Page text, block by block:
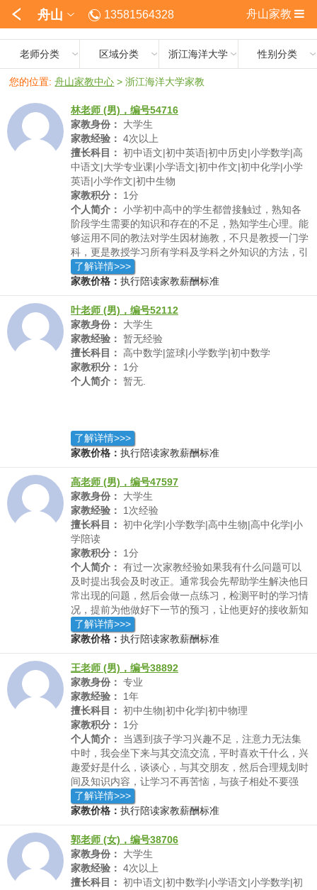
舟山 13581564328 舟山家教
老师分类 区域分类 浙江海洋大学 性别分类
您的位置:舟山家教中心 >浙江海洋大学家教
林老师 (男)，编号54716
家教身份：
大学生
家教经验： 4次以上
擅长科目： 初中语文|初中英语|初中历史|小学数学|高
中语文|大学专业课|小学语文|初中作文|初中化学|小学
英语|小学作文|初中生物
家教积分：
1分
个人简介： 小学初中高中的学生都曾接触过，熟知各
阶段学生需要的知识和存在的不足，熟知学生心理。能
够运用不同的教法对学生因材施教，不只是教授一门学
科，更是教授学习所有学科及学科之外知识的方法，引
导学生自己探索和学习，主动去发现自身的不足，取得
长期进步。
了解详情>>>
家教价格： 执行陪读家教薪酬标准
叶老师 (男)，编号52112
家教身份：
大学生
家教经验： 暂无经验
擅长科目： 高中数学|篮球|小学数学|初中数学
家教积分：
1分
个人简介： 暂无.
了解详情>>>
家教价格： 执行陪读家教薪酬标准
高老师 (男)，编号47597
家教身份：
大学生
家教经验：
1次经验
擅长科目： 初中化学|小学数学|高中生物|高中化学|小
学陪读
家教积分：
1分
个人简介： 有过一次家教经验如果我有什么问题可以
及时提出我会及时改正。通常我会先帮助学生解决他日
常出现的问题，然后会做一点练习，检测平时的学习情
况，提前为他做好下一节的预习，让他更好的接收新知
识。我比较提倡爱好兴趣引导性学习。
了解详情>>>
家教价格： 执行陪读家教薪酬标准
王老师 (男)，编号38892
家教身份： 专业
家教经验：
1年
擅长科目： 初中生物|初中化学|初中物理
家教积分：
1分
个人简介：
当遇到孩子学习兴趣不足，注意力无法集
中时，我会坐下来与其交流交流，平时喜欢干什么，兴
趣爱好是什么，谈谈心，与其交朋友，然后合理规划时
间及知识内容，让学习不再苦恼，与孩子相处不要强
势，于情于理慢慢引导，需要耐心更需要责任心。
了解详情>>>
家教价格： 执行陪读家教薪酬标准
郭老师 (女)，编号38706
家教身份：
大学生
家教经验： 4次以上
擅长科目： 初中语文|初中数学|小学语文|小学数学|初